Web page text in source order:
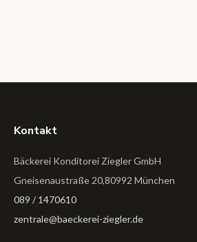
Kontakt
Bäckerei Konditorei Ziegler GmbH
Gneisenaustraße 20,80992 München
089 / 1470610
zentrale@baeckerei-ziegler.de